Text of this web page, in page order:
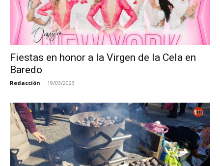
Fiestas en honor a la Virgen de la Cela en
Baredo
Redacción - 19/03/2023